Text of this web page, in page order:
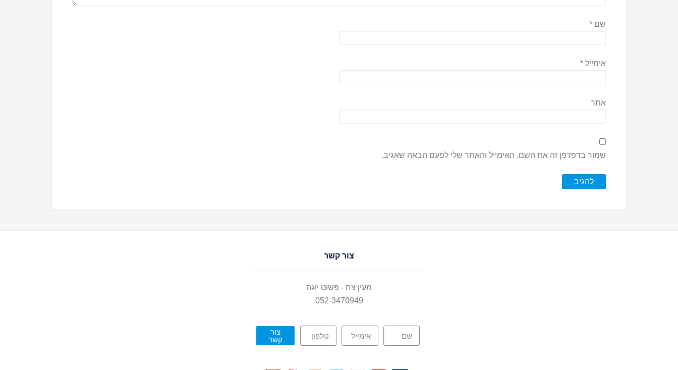
שם *
אימייל *
אתר
שמור בדפדפן זה את השם, האימייל והאתר שלי לפעם הבאה שאגיב.
צור קשר
מעין צח - פשוט יוגה
052-3470949
צור
קשר